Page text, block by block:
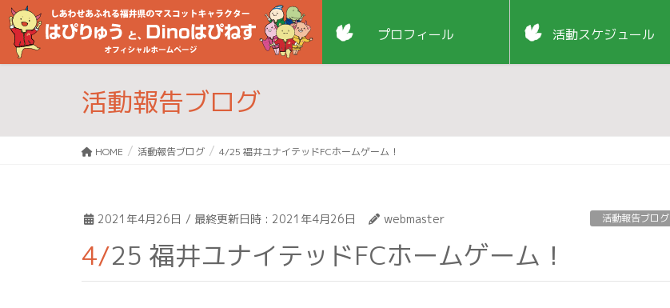
プロフィール 活動スケジュール
活動報告ブログ
HOME 活動報告ブログ 4/25 福井ユナイテッドFCホームゲーム！
2021年4月26日 / 最終更新日時 : 2021年4月26日 webmaster 活動報告ブログ
4/25 福井ユナイテッドFCホームゲーム！